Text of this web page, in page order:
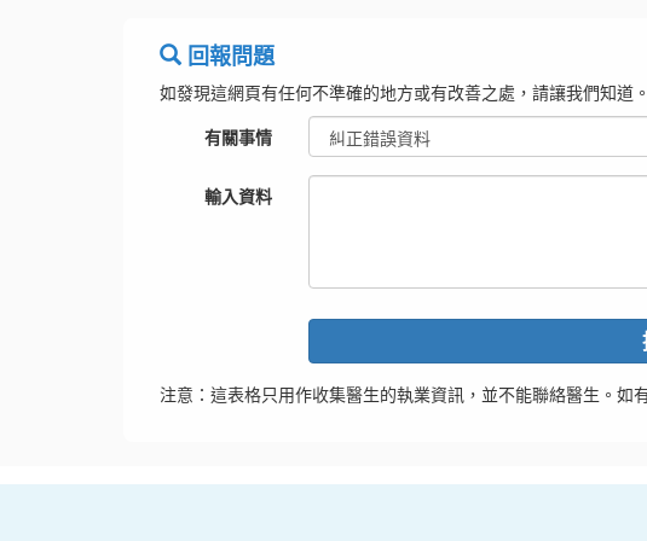
回報問題
如發現這網頁有任何不準確的地方或有改善之處，請讓我們知道。
有關事情
輸入資料
注意：這表格只用作收集醫生的執業資訊，並不能聯絡醫生。如